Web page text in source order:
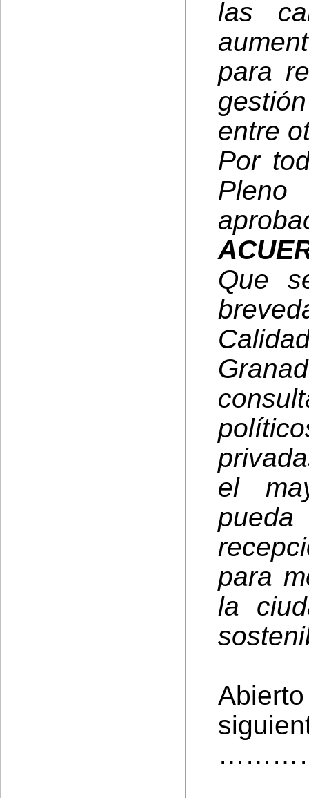
las
para
entre
Por
Pleno
Que
el
para
la